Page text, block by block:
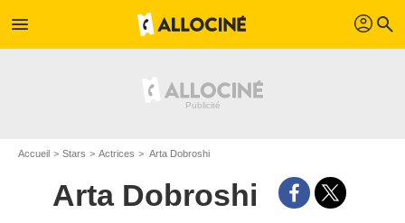
menu profil search
Accueil Stars Actrices Arta Dobroshi
Arta Dobroshi